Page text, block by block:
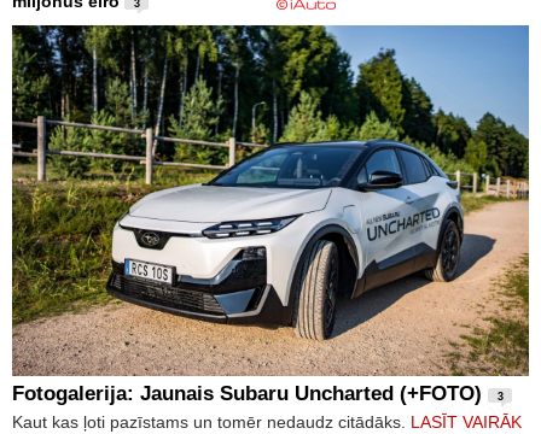
3
Fotogalerija: Jaunais Subaru Uncharted (+FOTO) 3
Kaut kas ļoti pazīstams un tomēr nedaudz citādāks. LASĪT VAIRĀK